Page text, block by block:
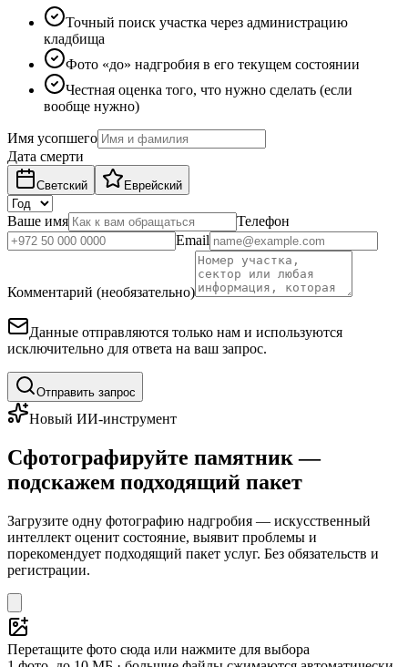
Точный поиск участка через администрацию
кладбища
Фото «до» надгробия в его текущем состоянии
Честная оценка того, что нужно сделать (если
вообще нужно)
Имя усопшего
Дата смерти
Светский Еврейский
Ваше имя
Телефон
Email
Комментарий (необязательно)
Данные отправляются только нам и используются
исключительно для ответа на ваш запрос.
Отправить запрос
Новый ИИ-инструмент
Сфотографируйте памятник —
подскажем подходящий пакет
Загрузите одну фотографию надгробия — искусственный
интеллект оценит состояние, выявит проблемы и
порекомендует подходящий пакет услуг. Без обязательств и
регистрации.
Перетащите фото сюда или нажмите для выбора